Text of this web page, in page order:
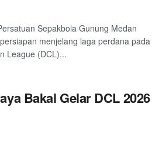
Sepakbola Gunung Medan
menjelang laga perdana pada
League (DCL)...
Bakal Gelar DCL 2026